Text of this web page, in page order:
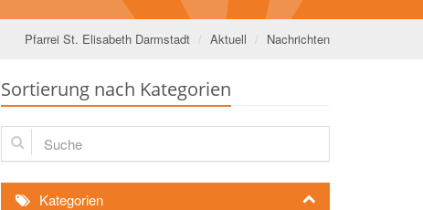
Pfarrei St. Elisabeth Darmstadt Aktuell Nachrichten
Sortierung nach Kategorien
Suche
Kategorien